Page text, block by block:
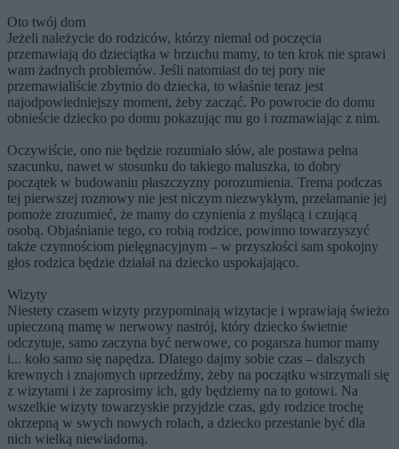
Oto twój dom
Jeżeli należycie do rodziców, którzy niemal od poczęcia
przemawiają do dzieciątka w brzuchu mamy, to ten krok nie sprawi
wam żadnych problemów. Jeśli natomiast do tej pory nie
przemawialiście zbytnio do dziecka, to właśnie teraz jest
najodpowiedniejszy moment, żeby zacząć. Po powrocie do domu
obnieście dziecko po domu pokazując mu go i rozmawiając z nim.
Oczywiście, ono nie będzie rozumiało słów, ale postawa pełna
szacunku, nawet w stosunku do takiego maluszka, to dobry
początek w budowaniu płaszczyzny porozumienia. Trema podczas
tej pierwszej rozmowy nie jest niczym niezwykłym, przełamanie jej
pomoże zrozumieć, że mamy do czynienia z myślącą i czującą
osobą. Objaśnianie tego, co robią rodzice, powinno towarzyszyć
także czynnościom pielęgnacyjnym – w przyszłości sam spokojny
głos rodzica będzie działał na dziecko uspokajająco.
Wizyty
Niestety czasem wizyty przypominają wizytacje i wprawiają świeżo
upieczoną mamę w nerwowy nastrój, który dziecko świetnie
odczytuje, samo zaczyna być nerwowe, co pogarsza humor mamy
i... koło samo się napędza. Dlatego dajmy sobie czas – dalszych
krewnych i znajomych uprzedźmy, żeby na początku wstrzymali się
z wizytami i że zaprosimy ich, gdy będziemy na to gotowi. Na
wszelkie wizyty towarzyskie przyjdzie czas, gdy rodzice trochę
okrzepną w swych nowych rolach, a dziecko przestanie być dla
nich wielką niewiadomą.